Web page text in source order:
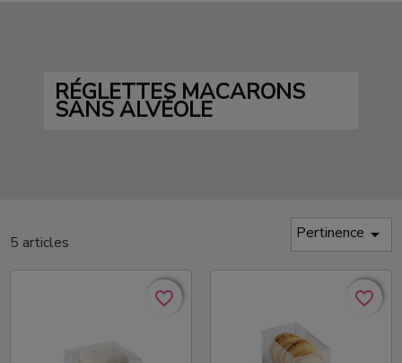
RÉGLETTES MACARONS
SANS ALVÉOLE
5 articles Pertinence 
favorite_border
favorite_border favorite_border
favorite_border